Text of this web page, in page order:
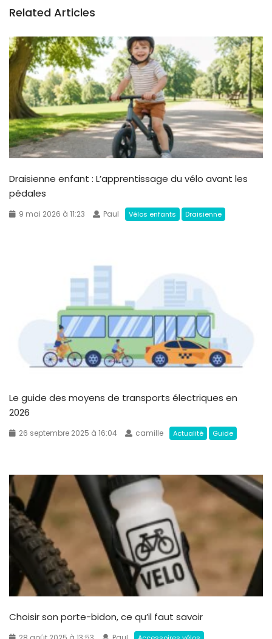
Related Articles
Draisienne enfant : L’apprentissage du vélo avant les
pédales
9 mai 2026 à 11:23 Paul Vélos enfants Draisienne
Le guide des moyens de transports électriques en
2026
26 septembre 2025 à 16:04 camille Actualité Guide
Choisir son porte-bidon, ce qu’il faut savoir